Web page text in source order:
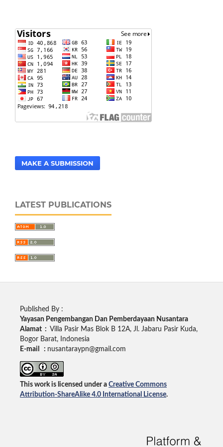
MAKE A SUBMISSION
LATEST PUBLICATIONS
Published By :
Yayasan Pengembangan Dan Pemberdayaan Nusantara
Alamat : Villa Pasir Mas Blok B 12A, Jl. Jabaru Pasir Kuda,
Bogor Barat, Indonesia
E-mail : nusantaraypn@gmail.com
This work is licensed under a Creative Commons
Attribution-ShareAlike 4.0 International License.